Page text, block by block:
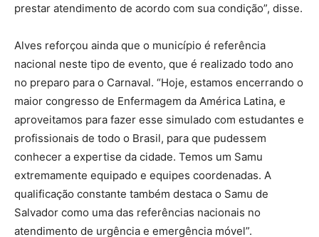
prestar atendimento de acordo com sua condição”, disse.
Alves reforçou ainda que o município é referência
nacional neste tipo de evento, que é realizado todo ano
no preparo para o Carnaval. “Hoje, estamos encerrando o
maior congresso de Enfermagem da América Latina, e
aproveitamos para fazer esse simulado com estudantes e
profissionais de todo o Brasil, para que pudessem
conhecer a expertise da cidade. Temos um Samu
extremamente equipado e equipes coordenadas. A
qualificação constante também destaca o Samu de
Salvador como uma das referências nacionais no
atendimento de urgência e emergência móvel”.